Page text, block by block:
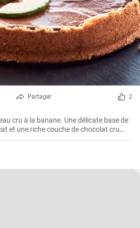
Partager 2
cru à la banane. Une délicate base de
et une riche couche de chocolat cru
de saveurs.